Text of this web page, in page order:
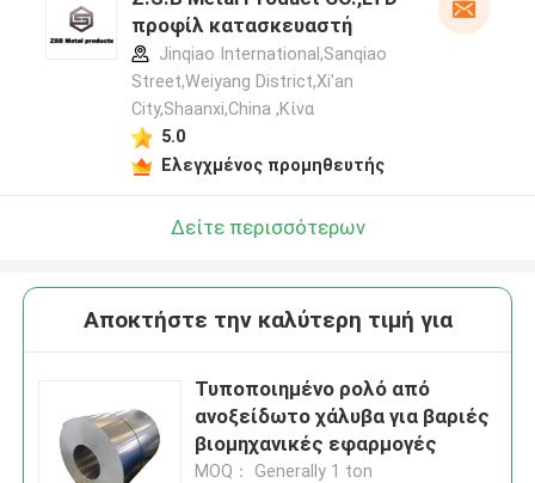
προφίλ κατασκευαστή
Jinqiao International,Sanqiao
Street,Weiyang District,Xi'an
City,Shaanxi,China ,Κίνα
5.0
Ελεγχμένος προμηθευτής
Δείτε περισσότερων
Αποκτήστε την καλύτερη τιμή για
Τυποποιημένο ρολό από
ανοξείδωτο χάλυβα για βαριές
βιομηχανικές εφαρμογές
MOQ： Generally 1 ton